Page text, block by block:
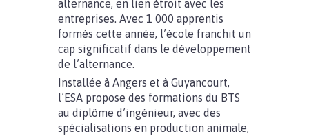
alternance, en lien étroit avec les
entreprises. Avec 1 000 apprentis
formés cette année, l’école franchit un
cap significatif dans le développement
de l’alternance.
Installée à Angers et à Guyancourt,
l’ESA propose des formations du BTS
au diplôme d’ingénieur, avec des
spécialisations en production animale,